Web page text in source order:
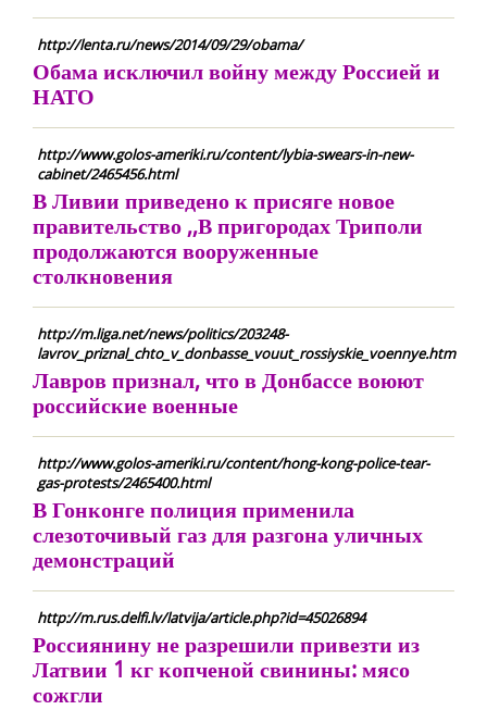
http://lenta.ru/news/2014/09/29/obama/
Обама исключил войну между Россией и
НАТО
http://www.golos-ameriki.ru/content/lybia-swears-in-new-
cabinet/2465456.html
В Ливии приведено к присяге новое
правительство ,,В пригородах Триполи
продолжаются вооруженные
столкновения
http://m.liga.net/news/politics/203248-
lavrov_priznal_chto_v_donbasse_vouut_rossiyskie_voennye.htm
Лавров признал, что в Донбассе воюют
российские военные
http://www.golos-ameriki.ru/content/hong-kong-police-tear-
gas-protests/2465400.html
В Гонконге полиция применила
слезоточивый газ для разгона уличных
демонстраций
http://m.rus.delfi.lv/latvija/article.php?id=45026894
Россиянину не разрешили привезти из
Латвии 1 кг копченой свинины: мясо
сожгли